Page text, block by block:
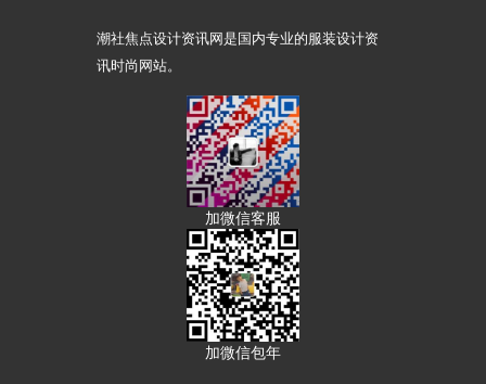
潮社焦点设计资讯网是国内专业的服装设计资
讯时尚网站。
加微信客服
加微信包年